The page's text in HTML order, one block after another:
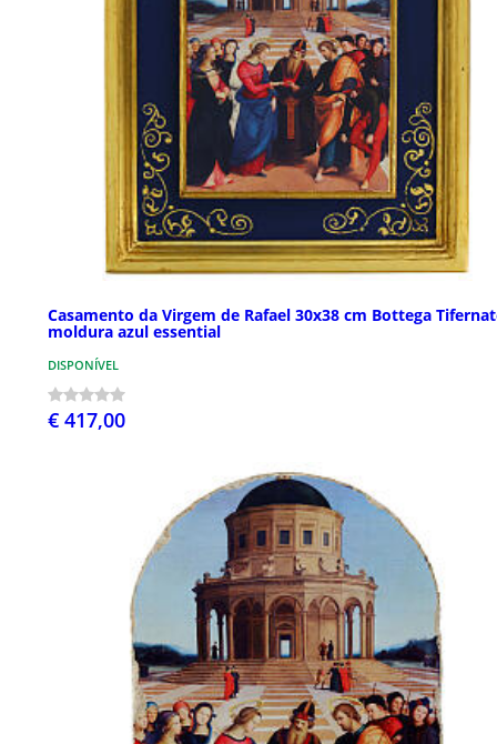
Casamento da Virgem de Rafael 30x38 cm Bottega
moldura azul essential
DISPONÍVEL
€ 417,00